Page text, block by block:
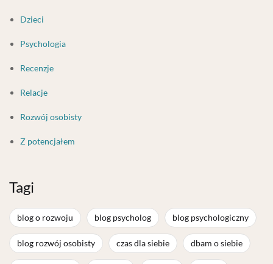
Dzieci
Psychologia
Recenzje
Relacje
Rozwój osobisty
Z potencjałem
Tagi
blog o rozwoju blog psycholog blog psychologiczny
blog rozwój osobisty czas dla siebie dbam o siebie